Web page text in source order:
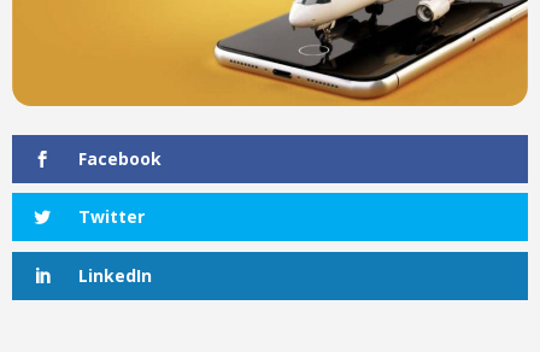
Facebook
Twitter
LinkedIn